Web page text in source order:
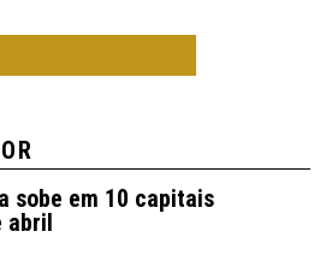
sobe em 10 capitais
abril